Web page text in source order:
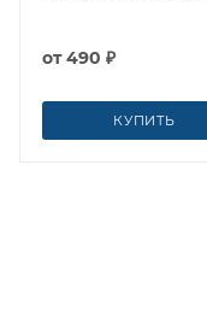
от490 ₽
КУПИТЬ